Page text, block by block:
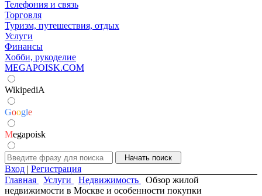
Телефония и связь
Торговля
Туризм, путешествия, отдых
Услуги
Финансы
Хобби, рукоделие
MEGAPOISK.COM
WikipediA
Google
Megapoisk
Вход | Регистрация
Главная
Услуги Недвижимость
Обзор жилой
недвижимости в Москве и особенности покупки